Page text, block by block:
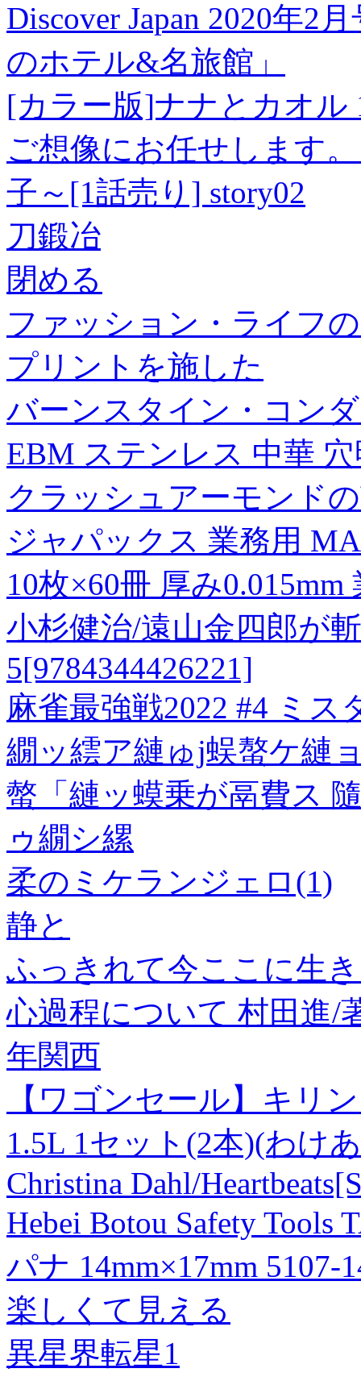
Discover Japan 2020年2
のホテル&名旅館」
[カラー版]ナナとカオル
ご想像にお任せします
子～[1話売り] story02
刀鍛冶
閉める
ファッション・ライフ
プリントを施した
バーンスタイン・コン
EBM ステンレス 中華 穴
クラッシュアーモンド
ジャパックス 業務用
10枚×60冊 厚み
小杉健治/遠山金四郎が
5[9784344426221]
麻雀最強戦2022 #4 ミ
繝ッ繧ア縺ゅj蜈螯ケ縺
螫「縺ッ蟆乗が鬲費ス
ゥ繝シ縲
柔のミケランジェロ(1)
静と
ふっきれて今ここに生
心過程について 村田進/
年関西
【ワゴンセール】キリ
1.5L 1セット(2本)(わけ
Christina Dahl/
Hebei Botou Safety
パナ 14mm×17mm 5107-
楽しくて見える
異星界転星1